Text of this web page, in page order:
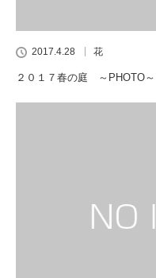
2017.4.28 花
２０１７春の庭 ～PHOTO～